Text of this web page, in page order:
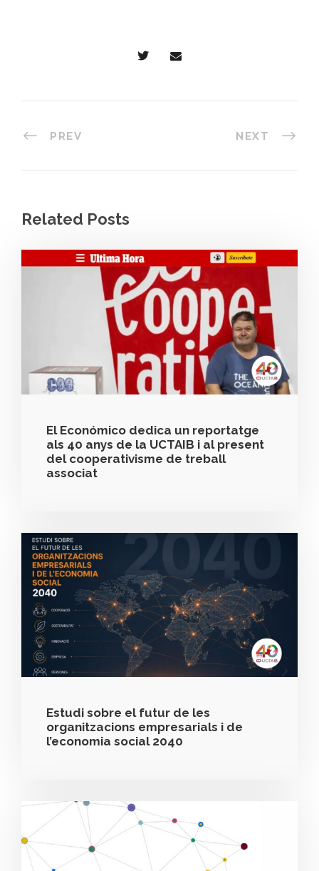
PREV NEXT
Related Posts
El Económico dedica un reportatge
als 40 anys de la UCTAIB i al present
del cooperativisme de treball
associat
Estudi sobre el futur de les
organitzacions empresarials i de
l’economia social 2040